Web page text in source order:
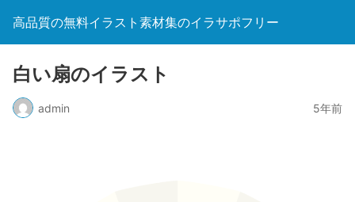
高品質の無料イラスト素材集のイラサポフリー
白い扇のイラスト
admin 5年前